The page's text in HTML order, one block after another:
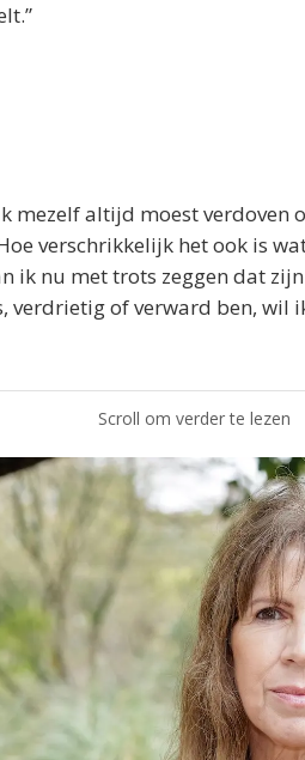
mezelf altijd moest verdoven
verschrikkelijk het ook is
ik nu met trots zeggen dat
verdrietig of verward ben, wil
Scroll om verder te lezen